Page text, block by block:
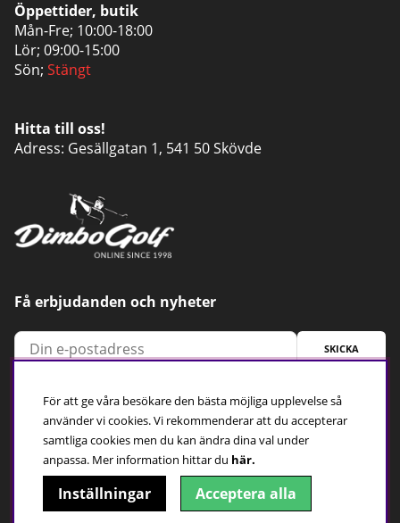
Öppettider, butik
Mån-Fre; 10:00-18:00
Lör; 09:00-15:00
Sön; Stängt
Hitta till oss!
Adress: Gesällgatan 1, 541 50 Skövde
Få erbjudanden och nyheter
SKICKA
Trygg betalning
Följ oss
För att ge våra besökare den bästa möjliga upplevelse så
använder vi cookies. Vi rekommenderar att du accepterar
samtliga cookies men du kan ändra dina val under
anpassa. Mer information hittar du här.
Inställningar Acceptera alla